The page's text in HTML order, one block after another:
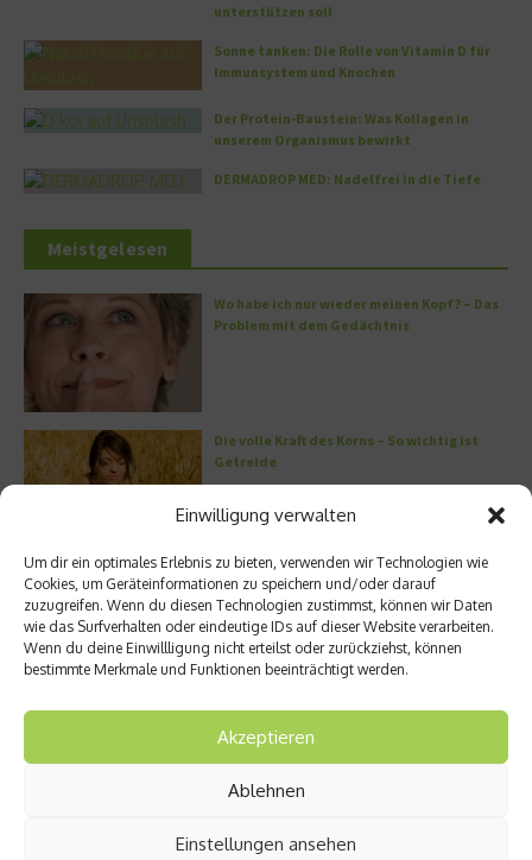
Einwilligung verwalten
Um dir ein optimales Erlebnis zu bieten, verwenden wir Technologien wie
Cookies, um Geräteinformationen zu speichern und/oder darauf
zuzugreifen. Wenn du diesen Technologien zustimmst, können wir Daten
wie das Surfverhalten oder eindeutige IDs auf dieser Website verarbeiten.
Wenn du deine Einwillligung nicht erteilst oder zurückziehst, können
bestimmte Merkmale und Funktionen beeinträchtigt werden.
Akzeptieren
Ablehnen
Einstellungen ansehen
unterstützen soll
Sonne tanken: Die Rolle von Vitamin D für
Immunsystem und Knochen
Der Protein-Baustein: Was Kollagen in
unserem Organismus bewirkt
DERMADROP MED: Nadelfrei in die Tiefe
Meistgelesen
Wo habe ich nur wieder meinen Kopf? – Das
Problem mit dem Gedächtnis
Die volle Kraft des Korns – So wichtig ist
Getreide
Entzündung der Nebenhöhlen: Symptome
und verschiedene Formen
Welches Ashwagandha sollte ich kaufen?
Stuhlgang – wie oft ist eigentlich normal?